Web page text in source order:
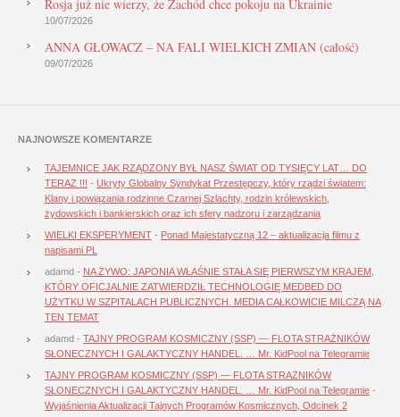
Rosja już nie wierzy, że Zachód chce pokoju na Ukrainie
10/07/2026
ANNA GŁOWACZ – NA FALI WIELKICH ZMIAN (całość)
09/07/2026
NAJNOWSZE KOMENTARZE
TAJEMNICE JAK RZĄDZONY BYŁ NASZ ŚWIAT OD TYSIĘCY LAT… DO
TERAZ !!! - Ukryty Globalny Syndykat Przestępczy, który rządzi światem:
Klany i powiązania rodzinne Czarnej Szlachty, rodzin królewskich,
żydowskich i bankierskich oraz ich sfery nadzoru i zarządzania
WIELKI EKSPERYMENT - Ponad Majestatyczną 12 – aktualizacja filmu z
napisami PL
adamd - NA ŻYWO: JAPONIA WŁAŚNIE STAŁA SIĘ PIERWSZYM KRAJEM,
KTÓRY OFICJALNIE ZATWIERDZIŁ TECHNOLOGIĘ MEDBED DO
UŻYTKU W SZPITALACH PUBLICZNYCH. MEDIA CAŁKOWICIE MILCZĄ NA
TEN TEMAT
adamd - TAJNY PROGRAM KOSMICZNY (SSP) — FLOTA STRAŻNIKÓW
SŁONECZNYCH I GALAKTYCZNY HANDEL. … Mr. KidPool na Telegramie
TAJNY PROGRAM KOSMICZNY (SSP) — FLOTA STRAŻNIKÓW
SŁONECZNYCH I GALAKTYCZNY HANDEL. … Mr. KidPool na Telegramie -
Wyjaśnienia Aktualizacji Tajnych Programów Kosmicznych, Odcinek 2